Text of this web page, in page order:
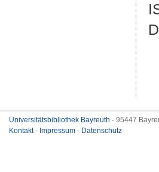
Universitätsbibliothek Bayreuth - 95447
Kontakt- Impressum - Datenschutz